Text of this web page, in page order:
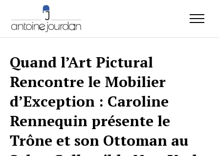
Quand l’Art Pictural
Rencontre le Mobilier
d’Exception : Caroline
Rennequin présente le
Trône et son Ottoman au